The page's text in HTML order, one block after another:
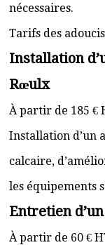
nécessaires.
Tarifs des
Installation
Rœulx
À partir de 185 €
Installation d’un
calcaire,
les équipements
Entretien
À partir de 60 €